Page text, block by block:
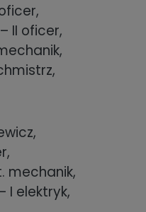
II oficer,
mechanik,
I elektryk,